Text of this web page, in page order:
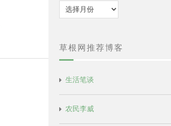
归
档
草根网推荐博客
生活笔谈
农民李威